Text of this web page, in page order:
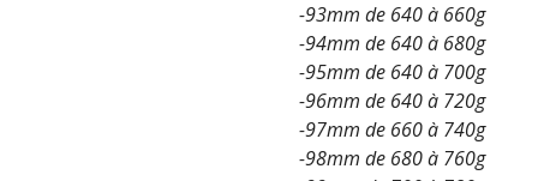
-93mm de 640 à 660g
-94mm de 640 à 680g
-95mm de 640 à 700g
-96mm de 640 à 720g
-97mm de 660 à 740g
-98mm de 680 à 760g